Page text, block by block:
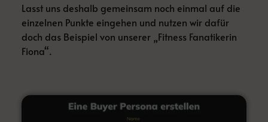
Lasst uns deshalb gemeinsam noch einmal auf die
einzelnen Punkte eingehen und nutzen wir dafür
doch das Beispiel von unserer „Fitness Fanatikerin
Fiona“.